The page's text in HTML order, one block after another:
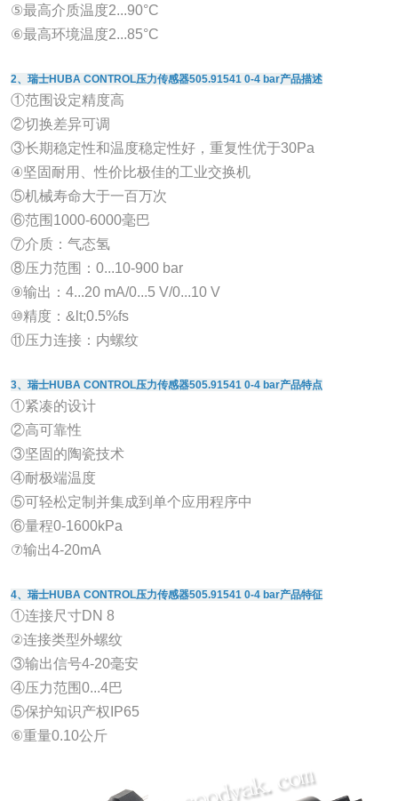
⑤最高介质温度2...90°C
⑥最高环境温度2...85°C
2、瑞士HUBA CONTROL压力传感器505.91541 0-4 bar产品描述
①范围设定精度高
②切换差异可调
③长期稳定性和温度稳定性好，重复性优于30Pa
④坚固耐用、性价比极佳的工业交换机
⑤机械寿命大于一百万次
⑥范围1000-6000毫巴
⑦介质：气态氢
⑧压力范围：0...10-900 bar
⑨输出：4...20 mA/0...5 V/0...10 V
⑩精度：&lt;0.5%fs
⑪压力连接：内螺纹
3、瑞士HUBA CONTROL压力传感器505.91541 0-4 bar产品特点
①紧凑的设计
②高可靠性
③坚固的陶瓷技术
④耐极端温度
⑤可轻松定制并集成到单个应用程序中
⑥量程0-1600kPa
⑦输出4-20mA
4、瑞士HUBA CONTROL压力传感器505.91541 0-4 bar产品特征
①连接尺寸DN 8
②连接类型外螺纹
③输出信号4-20毫安
④压力范围0...4巴
⑤保护知识产权IP65
⑥重量0.10公斤